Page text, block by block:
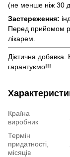
(не менше ніж 30
Застереження:
Перед прийомом
лікарем.
Дієтична добавка.
гарантуємо!!!
Країна
виробник
Термін
придатності,
місяців